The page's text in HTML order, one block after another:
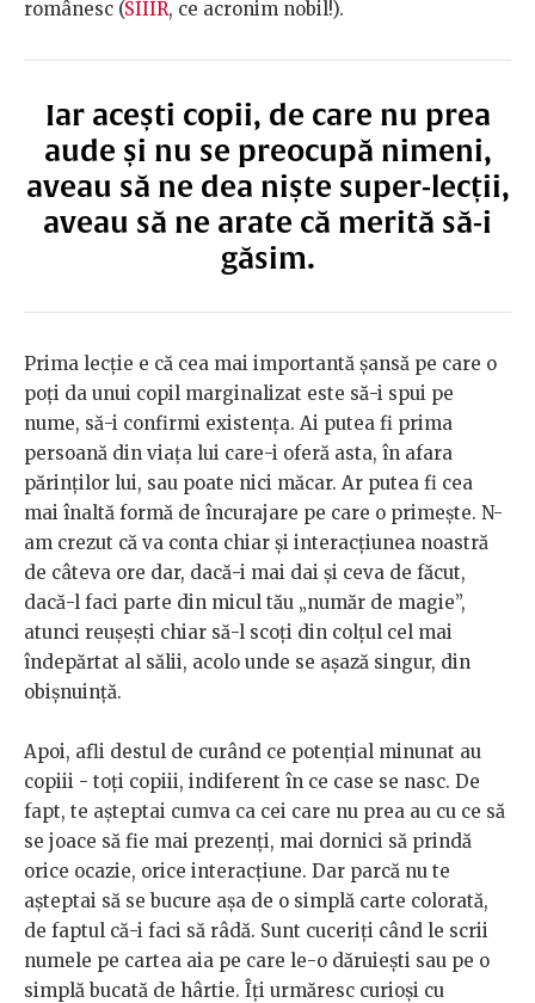
românesc (SIIIR, ce acronim nobil!).
Iar acești copii, de care nu prea
aude și nu se preocupă nimeni,
aveau să ne dea niște super-lecții,
aveau să ne arate că merită să-i
găsim.
Prima lecție e că cea mai importantă șansă pe care o
poți da unui copil marginalizat este să-i spui pe
nume, să-i confirmi existența. Ai putea fi prima
persoană din viața lui care-i oferă asta, în afara
părinților lui, sau poate nici măcar. Ar putea fi cea
mai înaltă formă de încurajare pe care o primește. N-
am crezut că va conta chiar și interacțiunea noastră
de câteva ore dar, dacă-i mai dai și ceva de făcut,
dacă-l faci parte din micul tău „număr de magie”,
atunci reușești chiar să-l scoți din colțul cel mai
îndepărtat al sălii, acolo unde se așază singur, din
obișnuință.
Apoi, afli destul de curând ce potențial minunat au
copiii - toți copiii, indiferent în ce case se nasc. De
fapt, te așteptai cumva ca cei care nu prea au cu ce să
se joace să fie mai prezenți, mai dornici să prindă
orice ocazie, orice interacțiune. Dar parcă nu te
așteptai să se bucure așa de o simplă carte colorată,
de faptul că-i faci să râdă. Sunt cuceriți când le scrii
numele pe cartea aia pe care le-o dăruiești sau pe o
simplă bucată de hârtie. Îți urmăresc curioși cu